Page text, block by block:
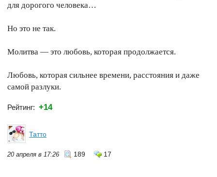
для дорогого человека…
Но это не так.
Молитва — это любовь, которая продолжается.
Любовь, которая сильнее времени, расстояния и даже
самой разлуки.
Рейтинг: +14
Татто
20 апреля в 17:26 189 17